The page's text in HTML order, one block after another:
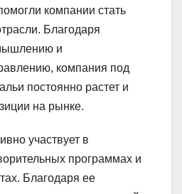
компании стать
Благодаря
и
компания под
постоянно растет и
на рынке.
участвует в
программах и
Благодаря ее